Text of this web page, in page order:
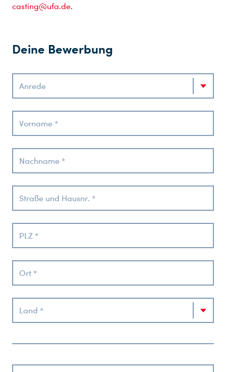
casting@ufa.de.
Deine Bewerbung
Anrede
Vorname *
Nachname *
Straße und Hausnr. *
PLZ *
Ort *
Land *